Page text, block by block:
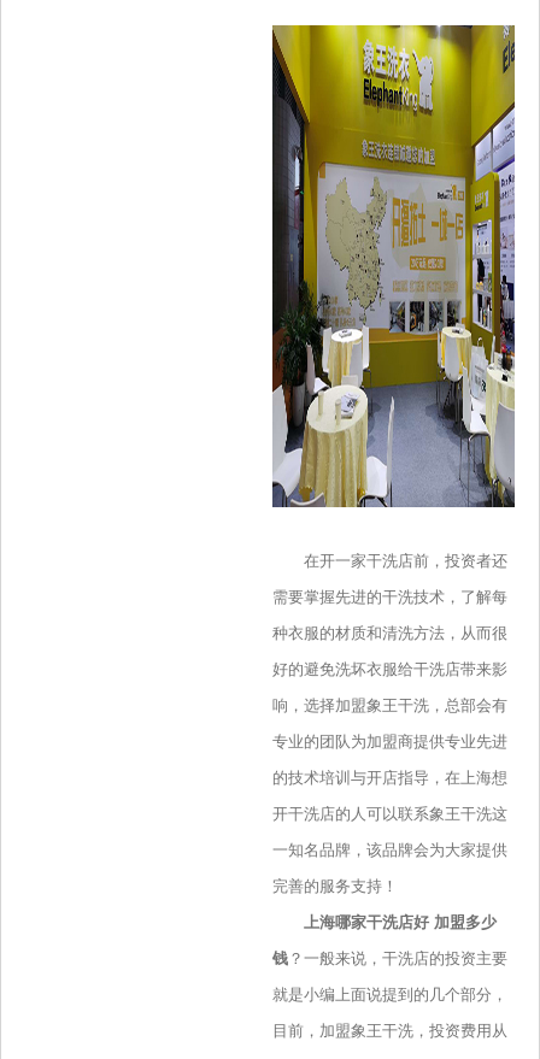
在开一家干洗店前，投资者还
需要掌握先进的干洗技术，了解每
种衣服的材质和清洗方法，从而很
好的避免洗坏衣服给干洗店带来影
响，选择加盟象王干洗，总部会有
专业的团队为加盟商提供专业先进
的技术培训与开店指导，在上海想
开干洗店的人可以联系象王干洗这
一知名品牌，该品牌会为大家提供
完善的服务支持！
上海哪家干洗店好 加盟多少
钱？一般来说，干洗店的投资主要
就是小编上面说提到的几个部分，
目前，加盟象王干洗，投资费用从